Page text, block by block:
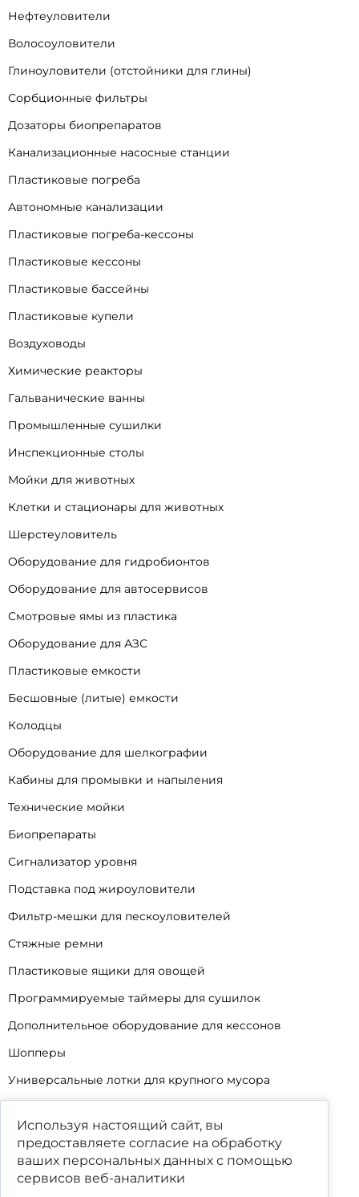
Нефтеуловители
Волосоуловители
Глиноуловители (отстойники для глины)
Сорбционные фильтры
Дозаторы биопрепаратов
Канализационные насосные станции
Пластиковые погреба
Автономные канализации
Пластиковые погреба-кессоны
Пластиковые кессоны
Пластиковые бассейны
Пластиковые купели
Воздуховоды
Химические реакторы
Гальванические ванны
Промышленные сушилки
Инспекционные столы
Мойки для животных
Клетки и стационары для животных
Шерстеуловитель
Оборудование для гидробионтов
Оборудование для автосервисов
Смотровые ямы из пластика
Оборудование для АЗС
Пластиковые емкости
Бесшовные (литые) емкости
Колодцы
Оборудование для шелкографии
Кабины для промывки и напыления
Технические мойки
Биопрепараты
Сигнализатор уровня
Подставка под жироуловители
Фильтр-мешки для пескоуловителей
Стяжные ремни
Пластиковые ящики для овощей
Программируемые таймеры для сушилок
Дополнительное оборудование для кессонов
Шопперы
Универсальные лотки для крупного мусора
Уцененные товары
Используя настоящий сайт, вы
предоставляете согласие на обработку
ваших персональных данных с помощью
сервисов веб-аналитики